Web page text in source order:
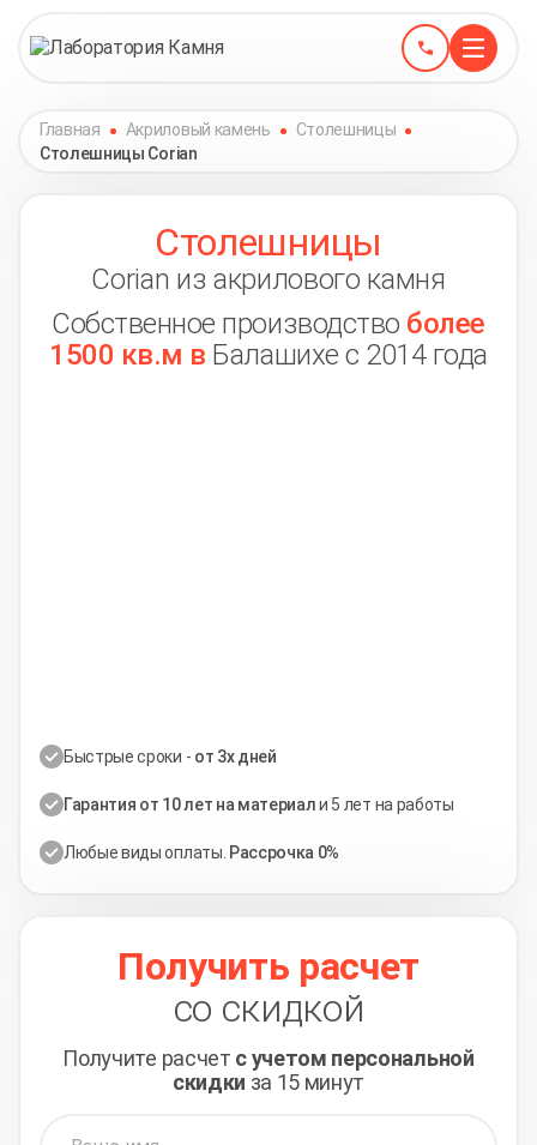
Главная Акриловый камень
Столешницы
Столешницы Corian
Столешницы
Corian из акрилового камня
Собственное производство более
1500 кв.м в Балашихе с 2014 года
Быстрые сроки - от 3х дней
Гарантия от 10 лет на материали 5 лет на работы
Любые виды оплаты. Рассрочка 0%
Получить расчет
со скидкой
Получите расчет с учетом персональной
скидки за 15 минут